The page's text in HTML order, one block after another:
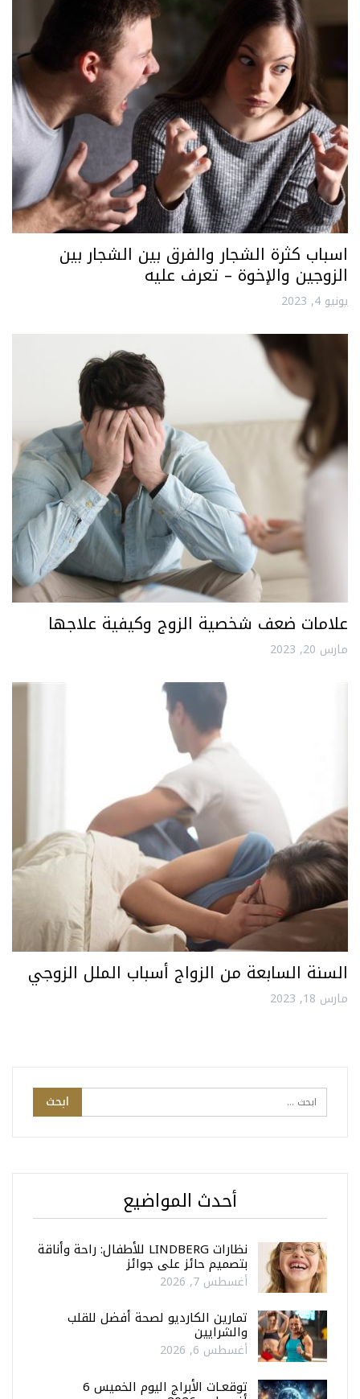
اسباب كثرة الشجار والفرق بين الشجار بين
الزوجين والإخوة – تعرف عليه
يونيو 4, 2023
علامات ضعف شخصية الزوج وكيفية علاجها
مارس 20, 2023
السنة السابعة من الزواج أسباب الملل الزوجي
مارس 18, 2023
أحدث المواضيع
نظارات LINDBERG للأطفال: راحة وأناقة
بتصميم حائز على جوائز
أغسطس 7, 2026
تمارين الكارديو لصحة أفضل للقلب
والشرايين
أغسطس 6, 2026
توقعـات الأبراج اليوم الخميس 6